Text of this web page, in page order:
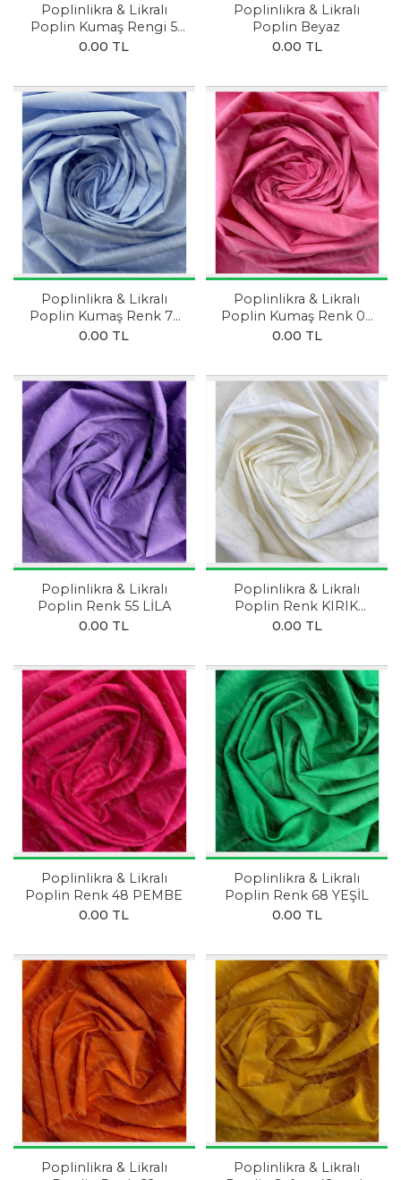
Poplinlikra & Likralı
Poplin Kumaş Rengi 5
SİYAH
0.00 TL
Poplinlikra & Likralı
Poplin Beyaz
0.00 TL
Poplinlikra & Likralı
Poplin Kumaş Renk 71
BEBEK MAVİSİ
0.00 TL
Poplinlikra & Likralı
Poplin Kumaş Renk 02
AÇIK PEMBE
0.00 TL
Poplinlikra & Likralı
Poplin Renk 55 LİLA
0.00 TL
Poplinlikra & Likralı
Poplin Renk KIRIK
BEYAZ
0.00 TL
Poplinlikra & Likralı
Poplin Renk 48 PEMBE
0.00 TL
Poplinlikra & Likralı
Poplin Renk 68 YEŞİL
0.00 TL
Poplinlikra & Likralı
Poplinlikra & Likralı